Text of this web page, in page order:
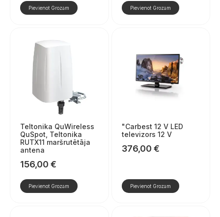
Pievienot Grozam Pievienot Grozam
Teltonika QuWireless
QuSpot, Teltonika
RUTX11 maršrutētāja
antena
156,00 €
Pievienot Grozam
"Carbest 12 V LED
televizors 12 V
376,00 €
Pievienot Grozam